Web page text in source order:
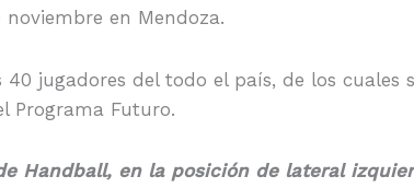
en Mendoza.
jugadores del todo el país, de los
Programa Futuro.
Handball, en la posición de lateral